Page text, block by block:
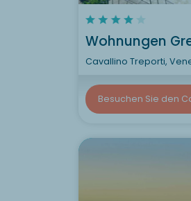
Wohnungen
Cavallino Treporti,
Besuchen Sie den